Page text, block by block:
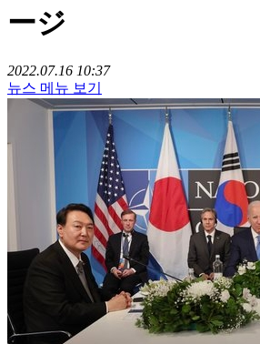
ージ
2022.07.16 10:37
뉴스 메뉴 보기